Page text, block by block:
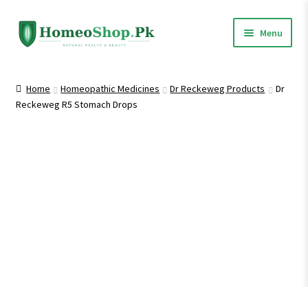
Skip
to
Skip
to
Menu
Shop All
Home Homeopathic Medicines Dr Reckeweg Products
Dr
Reckeweg R5 Stomach Drops